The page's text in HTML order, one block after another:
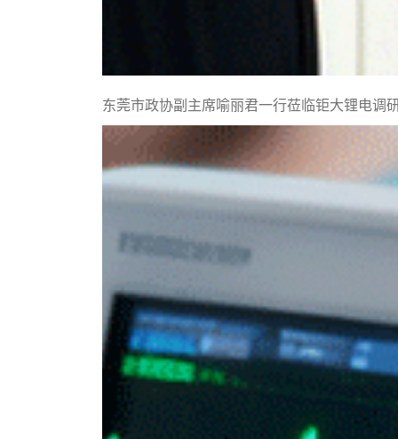
东莞市政协副主席喻丽君一行莅临钜大锂电调